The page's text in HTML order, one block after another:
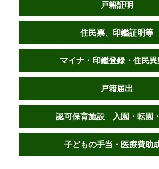
交付状況確認
混雑予想カレンダー
戸籍証明
住民票、印鑑証明等
マイナ・印鑑登録・住民
戸籍届出
認可保育施設 入園・転園
子どもの手当・医療費助